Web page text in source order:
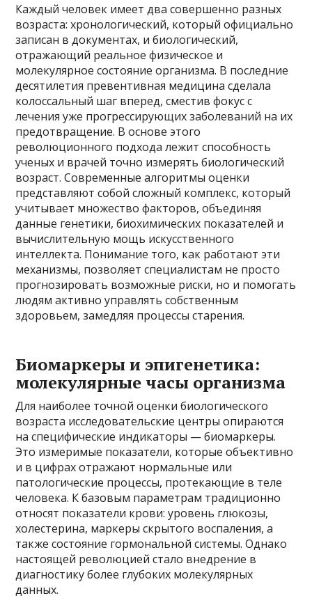
Каждый человек имеет два совершенно разных
возраста: хронологический, который официально
записан в документах, и биологический,
отражающий реальное физическое и
молекулярное состояние организма. В последние
десятилетия превентивная медицина сделала
колоссальный шаг вперед, сместив фокус с
лечения уже прогрессирующих заболеваний на их
предотвращение. В основе этого
революционного подхода лежит способность
ученых и врачей точно измерять биологический
возраст. Современные алгоритмы оценки
представляют собой сложный комплекс, который
учитывает множество факторов, объединяя
данные генетики, биохимических показателей и
вычислительную мощь искусственного
интеллекта. Понимание того, как работают эти
механизмы, позволяет специалистам не просто
прогнозировать возможные риски, но и помогать
людям активно управлять собственным
здоровьем, замедляя процессы старения.
Биомаркеры и эпигенетика:
молекулярные часы организма
Для наиболее точной оценки биологического
возраста исследовательские центры опираются
на специфические индикаторы — биомаркеры.
Это измеримые показатели, которые объективно
и в цифрах отражают нормальные или
патологические процессы, протекающие в теле
человека. К базовым параметрам традиционно
относят показатели крови: уровень глюкозы,
холестерина, маркеры скрытого воспаления, а
также состояние гормональной системы. Однако
настоящей революцией стало внедрение в
диагностику более глубоких молекулярных
данных.